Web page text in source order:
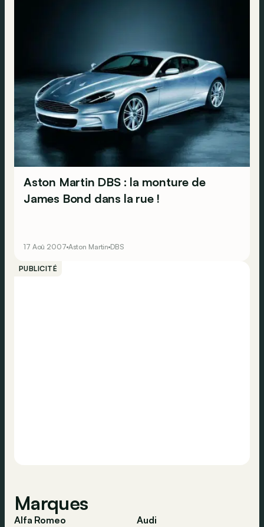
Aston Martin DBS : la monture de
James Bond dans la rue !
17 Aoû 2007 Aston Martin DBS
PUBLICITÉ
Marques
Alfa Romeo
Audi